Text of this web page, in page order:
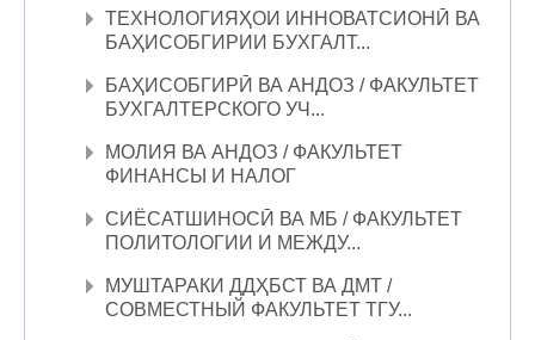
ТЕХНОЛОГИЯҲОИ ИННОВАТСИОНӢ ВА
БАҲИСОБГИРИИ БУХГАЛТ...
БАҲИСОБГИРӢ ВА АНДОЗ / ФАКУЛЬТЕТ
БУХГАЛТЕРСКОГО УЧ...
МОЛИЯ ВА АНДОЗ / ФАКУЛЬТЕТ
ФИНАНСЫ И НАЛОГ
СИЁСАТШИНОСӢ ВА МБ / ФАКУЛЬТЕТ
ПОЛИТОЛОГИИ И МЕЖДУ...
МУШТАРАКИ ДДҲБСТ ВА ДМТ /
СОВМЕСТНЫЙ ФАКУЛЬТЕТ ТГУ...